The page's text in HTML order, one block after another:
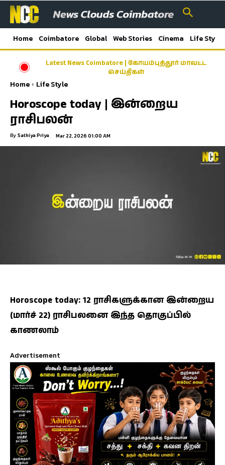
Home Coimbatore Global Web Stories Cinema Life Style
Latest News Coimbatore | கோயம்புத்தூர் மாவட்ட
செய்திகள்
Home Life Style
Horoscope today | இன்றைய
ராசிபலன்
By Sathiya Priya Mar 22, 2026 01:00 AM
Horoscope today: 12 ராசிகளுக்கான இன்றைய
(மார்ச் 22) ராசிபலனை இந்த தொகுப்பில்
காணலாம்
Advertisement